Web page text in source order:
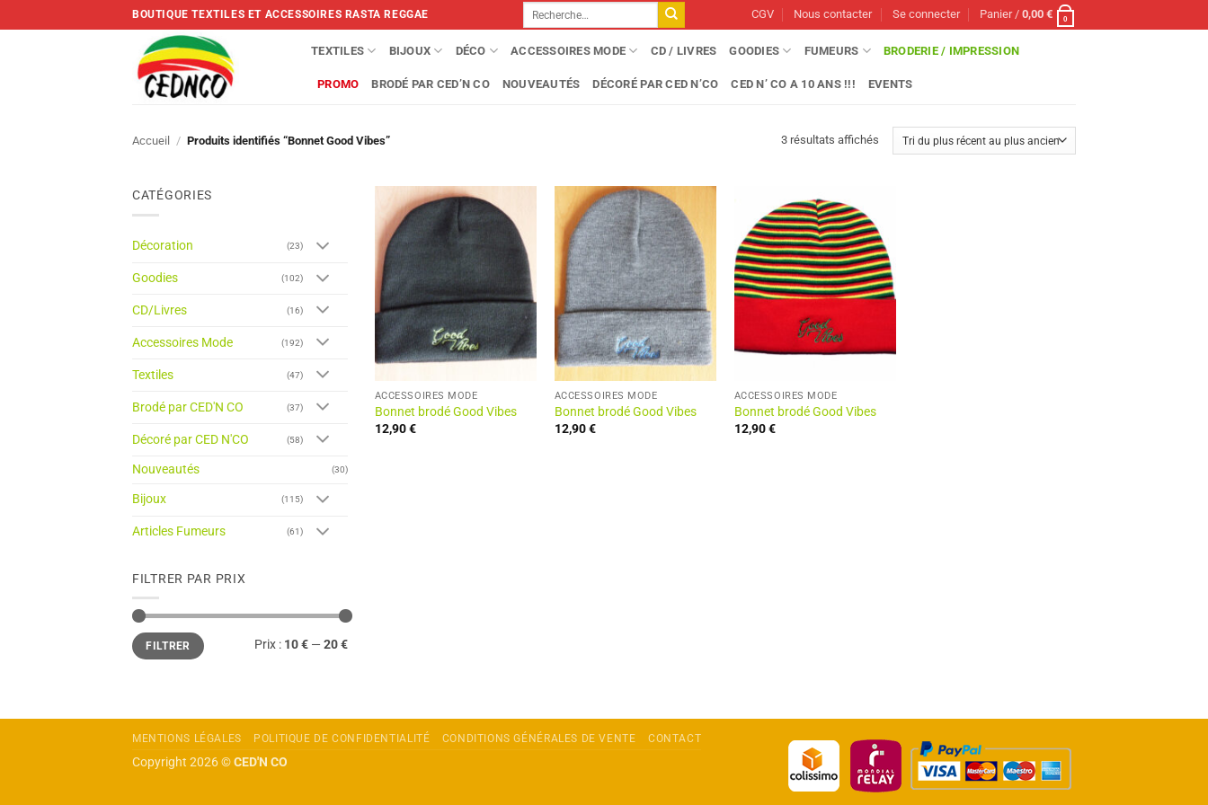
to
BOUTIQUE TEXTILES ET ACCESSOIRES RASTA REGGAE
Recherche
pour :
CGV Nous contacter Se connecter Panier /0,00€ 0
TEXTILES BIJOUX DÉCO ACCESSOIRES MODE CD / LIVRES GOODIES FUMEURS BRODERIE / IMPRESSION
PROMO BRODÉ PAR CED’N CO NOUVEAUTÉS DÉCORÉ PAR CED N’CO CED N’ CO A 10 ANS !!! EVENTS
Accueil / Produits identifiés “Bonnet Good Vibes” 3 résultats affichésTrié
CATÉGORIES
Décoration (23)
Goodies (102)
CD/Livres (16)
Accessoires Mode (192)
Textiles (47)
Brodé par CED'N CO (37)
Décoré par CED N'CO (58)
Nouveautés (30)
Bijoux (115)
Articles Fumeurs (61)
FILTRER PAR PRIX
Prix
min
Prix
maxFILTRER Prix : 10 € — 20 €
ACCESSOIRES MODE
Bonnet brodé Good Vibes
12,90€
ACCESSOIRES MODE
Bonnet brodé Good Vibes
12,90€
ACCESSOIRES MODE
Bonnet brodé Good Vibes
12,90€
MENTIONS LÉGALES POLITIQUE DE CONFIDENTIALITÉ CONDITIONS GÉNÉRALES DE VENTE CONTACT
Copyright 2026 ©CED'N CO